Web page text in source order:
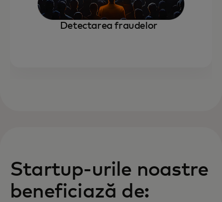
Detectarea fraudelor
Startup-urile noastre
beneficiază de: